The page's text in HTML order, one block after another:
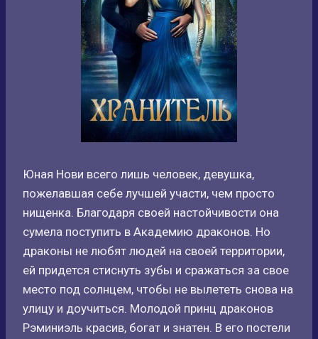
Юная Нови всего лишь человек, девушка,
пожелавшая себе лучшей участи, чем просто
нищенка. Благодаря своей настойчивости она
сумела поступить в Академию драконов. Но
драконы не любят людей на своей территории,
ей придется стиснуть зубы и сражаться за свое
место под солнцем, чтобы не вылететь снова на
улицу и доучиться. Молодой принц драконов
Рэминиэль красив, богат и знатен. В его постели